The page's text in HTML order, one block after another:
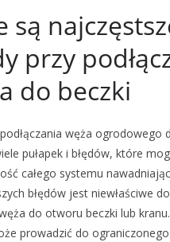
są
przy
do beczki
węża ogrodowego
pułapek i błędów, które
całego systemu
błędów jest niewłaściwe
do otworu beczki lub
prowadzić do ograniczonego